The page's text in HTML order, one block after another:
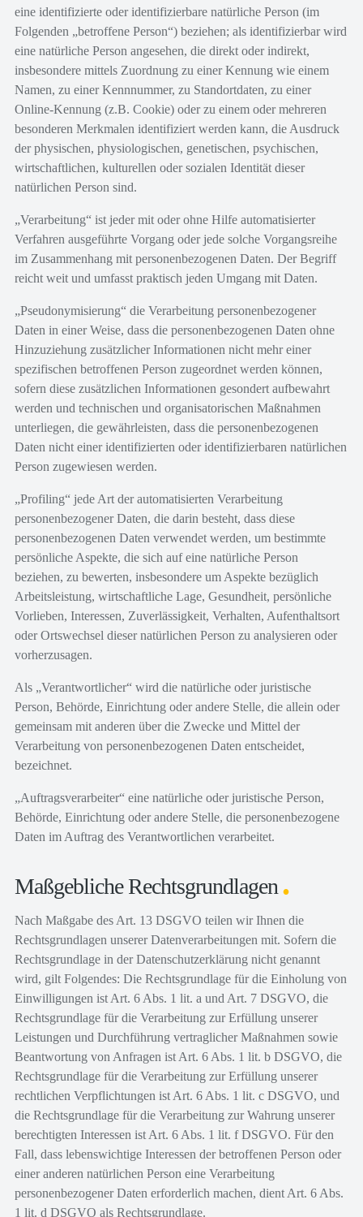
eine identifizierte oder identifizierbare natürliche Person (im
Folgenden „betroffene Person“) beziehen; als identifizierbar wird
eine natürliche Person angesehen, die direkt oder indirekt,
insbesondere mittels Zuordnung zu einer Kennung wie einem
Namen, zu einer Kennnummer, zu Standortdaten, zu einer
Online-Kennung (z.B. Cookie) oder zu einem oder mehreren
besonderen Merkmalen identifiziert werden kann, die Ausdruck
der physischen, physiologischen, genetischen, psychischen,
wirtschaftlichen, kulturellen oder sozialen Identität dieser
natürlichen Person sind.
„Verarbeitung“ ist jeder mit oder ohne Hilfe automatisierter
Verfahren ausgeführte Vorgang oder jede solche Vorgangsreihe
im Zusammenhang mit personenbezogenen Daten. Der Begriff
reicht weit und umfasst praktisch jeden Umgang mit Daten.
„Pseudonymisierung“ die Verarbeitung personenbezogener
Daten in einer Weise, dass die personenbezogenen Daten ohne
Hinzuziehung zusätzlicher Informationen nicht mehr einer
spezifischen betroffenen Person zugeordnet werden können,
sofern diese zusätzlichen Informationen gesondert aufbewahrt
werden und technischen und organisatorischen Maßnahmen
unterliegen, die gewährleisten, dass die personenbezogenen
Daten nicht einer identifizierten oder identifizierbaren natürlichen
Person zugewiesen werden.
„Profiling“ jede Art der automatisierten Verarbeitung
personenbezogener Daten, die darin besteht, dass diese
personenbezogenen Daten verwendet werden, um bestimmte
persönliche Aspekte, die sich auf eine natürliche Person
beziehen, zu bewerten, insbesondere um Aspekte bezüglich
Arbeitsleistung, wirtschaftliche Lage, Gesundheit, persönliche
Vorlieben, Interessen, Zuverlässigkeit, Verhalten, Aufenthaltsort
oder Ortswechsel dieser natürlichen Person zu analysieren oder
vorherzusagen.
Als „Verantwortlicher“ wird die natürliche oder juristische
Person, Behörde, Einrichtung oder andere Stelle, die allein oder
gemeinsam mit anderen über die Zwecke und Mittel der
Verarbeitung von personenbezogenen Daten entscheidet,
bezeichnet.
„Auftragsverarbeiter“ eine natürliche oder juristische Person,
Behörde, Einrichtung oder andere Stelle, die personenbezogene
Daten im Auftrag des Verantwortlichen verarbeitet.
Maßgebliche Rechtsgrundlagen
Nach Maßgabe des Art. 13 DSGVO teilen wir Ihnen die
Rechtsgrundlagen unserer Datenverarbeitungen mit. Sofern die
Rechtsgrundlage in der Datenschutzerklärung nicht genannt
wird, gilt Folgendes: Die Rechtsgrundlage für die Einholung von
Einwilligungen ist Art. 6 Abs. 1 lit. a und Art. 7 DSGVO, die
Rechtsgrundlage für die Verarbeitung zur Erfüllung unserer
Leistungen und Durchführung vertraglicher Maßnahmen sowie
Beantwortung von Anfragen ist Art. 6 Abs. 1 lit. b DSGVO, die
Rechtsgrundlage für die Verarbeitung zur Erfüllung unserer
rechtlichen Verpflichtungen ist Art. 6 Abs. 1 lit. c DSGVO, und
die Rechtsgrundlage für die Verarbeitung zur Wahrung unserer
berechtigten Interessen ist Art. 6 Abs. 1 lit. f DSGVO. Für den
Fall, dass lebenswichtige Interessen der betroffenen Person oder
einer anderen natürlichen Person eine Verarbeitung
personenbezogener Daten erforderlich machen, dient Art. 6 Abs.
1 lit. d DSGVO als Rechtsgrundlage.